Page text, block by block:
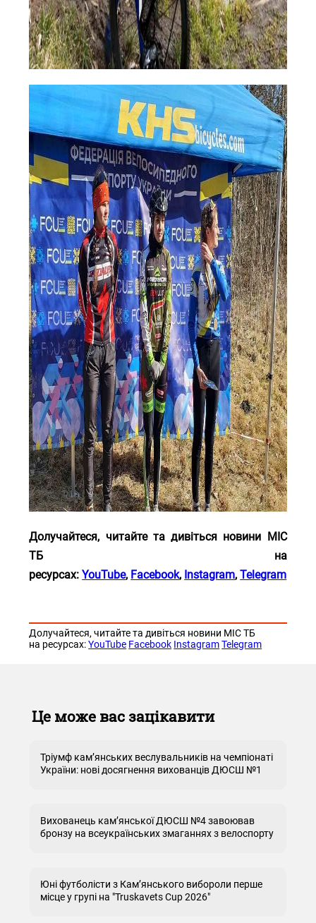
Долучайтеся, читайте та дивіться новини МІС
ТБ на
ресурсах:YouTube, Facebook, Instagram, Telegram
Долучайтеся, читайте та дивіться новини МІС ТБ
на ресурсах:YouTube Facebook Instagram Telegram
Це може вас зацікавити
Тріумф кам’янських веслувальників на чемпіонаті
України: нові досягнення вихованців ДЮСШ №1
Вихованець кам’янської ДЮСШ №4 завоював
бронзу на всеукраїнських змаганнях з велоспорту
Юні футболісти з Кам’янського вибороли перше
місце у групі на "Truskavets Cup 2026"